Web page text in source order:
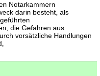
Notarkammern
darin besteht, als
die Gefahren aus
vorsätzliche Handlungen